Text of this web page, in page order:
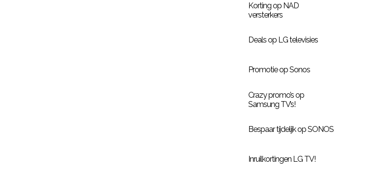
Korting op NAD
versterkers
Deals op LG televisies
Promotie op Sonos
Crazy promo’s op
Samsung TV’s!
Bespaar tijdelijk op SONOS
Inruilkortingen LG TV!